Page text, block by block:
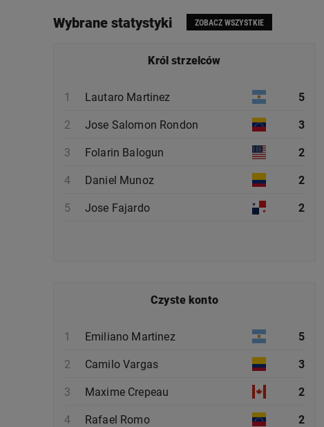
Wybrane statystyki ZOBACZ WSZYSTKIE
Król strzelców
1 Lautaro Martinez 5
2 Jose Salomon Rondon 3
3 Folarin Balogun 2
4 Daniel Munoz 2
5 Jose Fajardo 2
Czyste konto
1 Emiliano Martinez 5
2 Camilo Vargas 3
3 Maxime Crepeau 2
4 Rafael Romo 2